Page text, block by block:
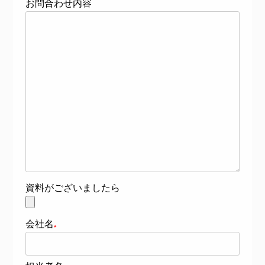
お問合わせ内容
資料がございましたら
会社名